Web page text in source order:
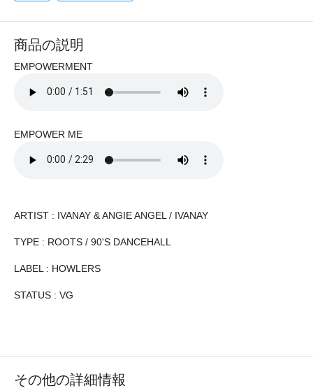
商品の説明
EMPOWERMENT
EMPOWER ME
ARTIST : IVANAY & ANGIE ANGEL / IVANAY
TYPE : ROOTS / 90'S DANCEHALL
LABEL : HOWLERS
STATUS : VG
その他の詳細情報